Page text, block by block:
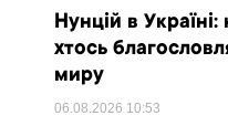
Нунцій в
хтось
миру
06.08.2026 10:53